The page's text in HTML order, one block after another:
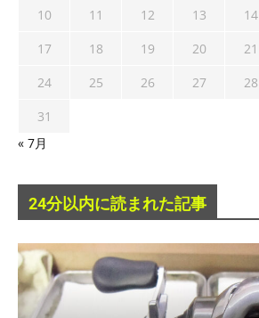
10
11 12 13 14
17
18 19 20 21
24
25 26 27 28
31
« 7月
24分以内に読まれた記事